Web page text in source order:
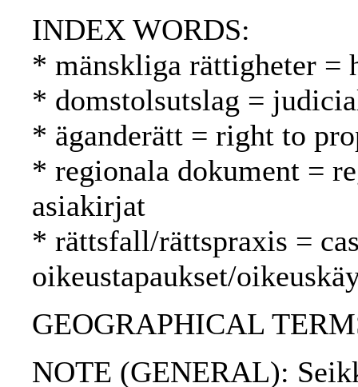
INDEX WORDS:
* mänskliga rättigheter =
* domstolsutslag =
* äganderätt = right to
* regionala dokument =
asiakirjat
* rättsfall/rättspraxis =
oikeustapaukset/
GEOGRAPHICAL
NOTE (GENERAL):